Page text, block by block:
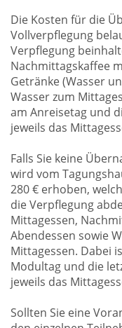
Die Kosten für die
Vollverpflegung
Verpflegung
Nachmittagskaffee
Getränke (Wasser
Wasser zum
am Anreisetag und
jeweils das
Falls Sie keine
wird vom
280 € erhoben,
die Verpflegung
Mittagessen,
Abendessen sowie
Mittagessen. Dabei
Modultag und die
jeweils das
Sollten Sie eine